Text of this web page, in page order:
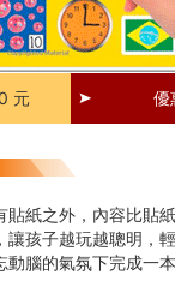
元 優
貼紙之外，內容比貼
讓孩子越玩越聰明，
動腦的氣氛下完成一